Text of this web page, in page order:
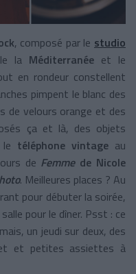
, composé par le studio
la Méditerranée et le
en rondeur constellent
pimpent le blanc des
de velours orange et des
ça et là, des objets
téléphone vintage au
de Femme de Nicole
. Meilleures places ? Au
pour débuter la soirée,
pour le dîner. Psst : ce
un jeudi sur deux, des
et petites assiettes à